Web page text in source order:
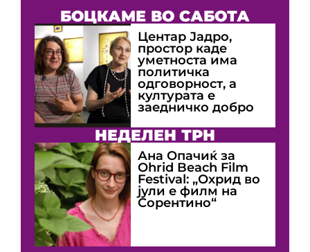
БОЦКАМЕ ВО САБОТА
Центар Јадро,
простор каде
уметноста има
политичка
одговорност, а
културата е
заедничко добро
НЕДЕЛЕН ТРН
Ана Опачиќ за
Оhrid Beach Film
Festival: „Охрид во
јули е филм на
Сорентино“